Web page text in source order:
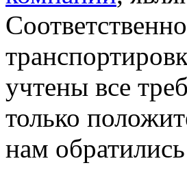
учтены все
только
нам